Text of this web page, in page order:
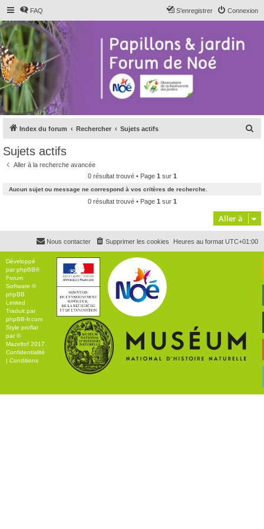
FAQ Connexion
S’enregistrer
Index du forum Rechercher Sujets actifs
c
h
e
Sujets actifs
Aller à la recherche avancée
0 résultat trouvé • Page 1 sur 1
Aucun sujet ou message ne correspond à vos critères de recherche.
0 résultat trouvé • Page 1 sur 1
Aller à
Heures au format UTC+01:00
Supprimer les cookies
Nous contacter
Développé
parphpBB®
Forum
Software ©
phpBB
Limited
Traduit par
phpBB-fr.com
Style proflat
par ©
Mazeltof 2017
Confidentialité
| Conditions